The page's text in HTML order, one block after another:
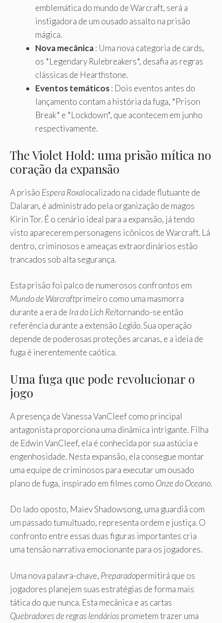
emblemática do mundo de Warcraft, será a
instigadora de um ousado assalto na prisão
mágica.
Nova mecânica: Uma nova categoria de cards,
os *Legendary Rulebreakers*, desafia as regras
clássicas de Hearthstone.
Eventos temáticos: Dois eventos antes do
lançamento contam a história da fuga, *Prison
Break* e *Lockdown*, que acontecem em junho
respectivamente.
The Violet Hold: uma prisão mítica no
coração da expansão
A prisão Espera Roxalocalizado na cidade flutuante de
Dalaran, é administrado pela organização de magos
Kirin Tor. É o cenário ideal para a expansão, já tendo
visto aparecerem personagens icônicos de Warcraft. Lá
dentro, criminosos e ameaças extraordinários estão
trancados sob alta segurança.
Esta prisão foi palco de numerosos confrontos em
Mundo de Warcraftprimeiro como uma masmorra
durante a era de Ira do Lich Reitornando-se então
referência durante a extensão Legião. Sua operação
depende de poderosas proteções arcanas, e a ideia de
fuga é inerentemente caótica.
Uma fuga que pode revolucionar o
jogo
A presença de Vanessa VanCleef como principal
antagonista proporciona uma dinâmica intrigante. Filha
de Edwin VanCleef, ela é conhecida por sua astúcia e
engenhosidade. Nesta expansão, ela consegue montar
uma equipe de criminosos para executar um ousado
plano de fuga, inspirado em filmes como Onze do Oceano.
Do lado oposto, Maiev Shadowsong, uma guardiã com
um passado tumultuado, representa ordem e justiça. O
confronto entre essas duas figuras importantes cria
uma tensão narrativa emocionante para os jogadores.
Uma nova palavra-chave, Preparadopermitirá que os
jogadores planejem suas estratégias de forma mais
tática do que nunca. Esta mecânica e as cartas
Quebradores de regras lendários prometem trazer uma